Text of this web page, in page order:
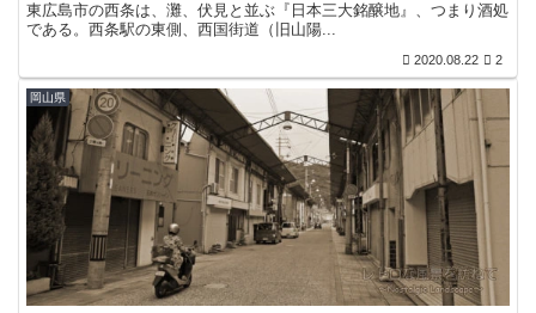
東広島市の西条は、灘、伏見と並ぶ『日本三大銘醸地』、つまり酒処
である。西条駅の東側、西国街道（旧山陽...
2020.08.22 2
岡山県